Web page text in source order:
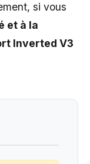
si vous
et à la
Inverted V3